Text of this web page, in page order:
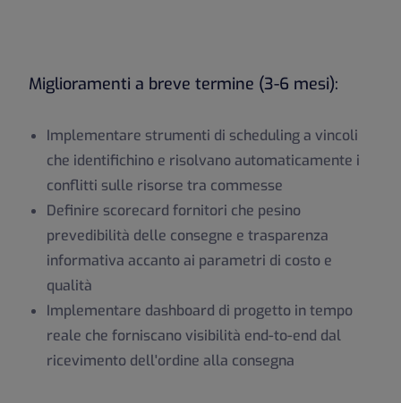
Miglioramenti a breve termine (3-6 mesi):
Implementare strumenti di scheduling a vincoli
che identifichino e risolvano automaticamente i
conflitti sulle risorse tra commesse
Definire scorecard fornitori che pesino
prevedibilità delle consegne e trasparenza
informativa accanto ai parametri di costo e
qualità
Implementare dashboard di progetto in tempo
reale che forniscano visibilità end-to-end dal
ricevimento dell'ordine alla consegna